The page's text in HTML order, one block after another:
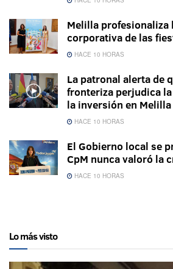
Melilla profesionaliza
corporativa de las
HACE 10 HORAS
La patronal alerta de
fronteriza perjudica
la inversión en Melilla
HACE 10 HORAS
El Gobierno local se
CpM nunca valoró la
HACE 10 HORAS
Lo más visto